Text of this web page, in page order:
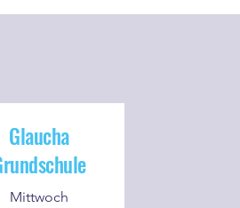
Glaucha
Mittwoch